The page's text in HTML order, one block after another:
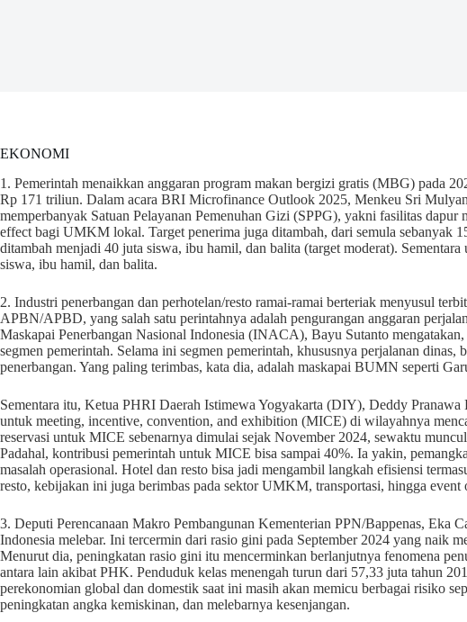
EKONOMI
1. Pemerintah menaikkan anggaran program makan bergizi gratis (MBG) pada
Rp 171 triliun. Dalam acara BRI Microfinance Outlook 2025, Menkeu Sri
memperbanyak Satuan Pelayanan Pemenuhan Gizi (SPPG), yakni fasilitas
effect bagi UMKM lokal. Target penerima juga ditambah, dari semula sebanyak
ditambah menjadi 40 juta siswa, ibu hamil, dan balita (target moderat).
siswa, ibu hamil, dan balita.
2. Industri penerbangan dan perhotelan/resto ramai-ramai berteriak menyusul
APBN/APBD, yang salah satu perintahnya adalah pengurangan anggaran
Maskapai Penerbangan Nasional Indonesia (INACA), Bayu Sutanto
segmen pemerintah. Selama ini segmen pemerintah, khususnya perjalanan
penerbangan. Yang paling terimbas, kata dia, adalah maskapai BUMN seperti
Sementara itu, Ketua PHRI Daerah Istimewa Yogyakarta (DIY), Deddy Pranawa
untuk meeting, incentive, convention, and exhibition (MICE) di wilayahnya
reservasi untuk MICE sebenarnya dimulai sejak November 2024, sewaktu
Padahal, kontribusi pemerintah untuk MICE bisa sampai 40%. Ia yakin,
masalah operasional. Hotel dan resto bisa jadi mengambil langkah efisiensi
resto, kebijakan ini juga berimbas pada sektor UMKM, transportasi, hingga event
3. Deputi Perencanaan Makro Pembangunan Kementerian PPN/Bappenas, Eka
Indonesia melebar. Ini tercermin dari rasio gini pada September 2024 yang naik
Menurut dia, peningkatan rasio gini itu mencerminkan berlanjutnya fenomena
antara lain akibat PHK. Penduduk kelas menengah turun dari 57,33 juta tahun
perekonomian global dan domestik saat ini masih akan memicu berbagai risiko
peningkatan angka kemiskinan, dan melebarnya kesenjangan.